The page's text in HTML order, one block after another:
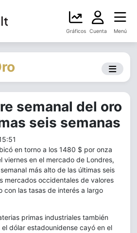
Gráficos Cuenta Menú
semanal del oro
seis semanas
en torno a los 1480 $ por onza
viernes en el mercado de Londres,
más alto de las últimas seis
mercados occidentales de valores
con las tasas de interés a largo
primas industriales también
dólar estadounidense cayó en el